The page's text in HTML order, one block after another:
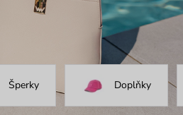
Šperky Doplňky